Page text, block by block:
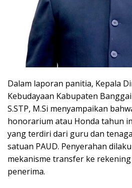
Dalam laporan panitia, Kepala
Kebudayaan Kabupaten
S.STP, M.Si menyampaikan
honorarium atau Honda tahun
yang terdiri dari guru dan
satuan PAUD. Penyerahan
mekanisme transfer ke
penerima.